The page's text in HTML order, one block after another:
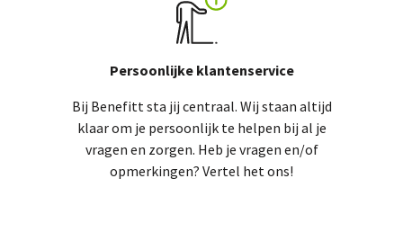
Persoonlijke klantenservice
Bij Benefitt sta jij centraal. Wij staan altijd
klaar om je persoonlijk te helpen bij al je
vragen en zorgen. Heb je vragen en/of
opmerkingen? Vertel het ons!